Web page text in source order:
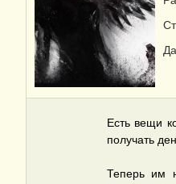
Есть вещи
получать
Теперь им